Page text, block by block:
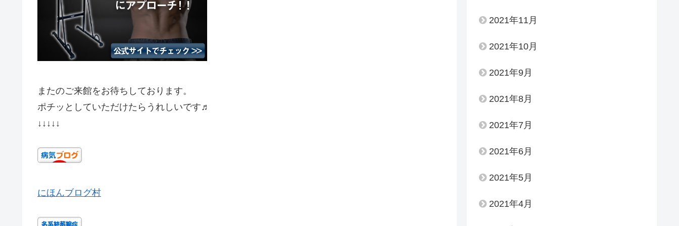
またのご来館をお待ちしております。
ポチッとしていただけたらうれしいです♬
↓↓↓↓↓
にほんブログ村
2021年11月
2021年10月
2021年9月
2021年8月
2021年7月
2021年6月
2021年5月
2021年4月